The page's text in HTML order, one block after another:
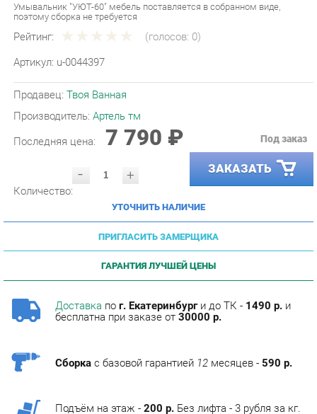
Рейтинг:
Артикул: u-0044397
Продавец:
Производитель: Артель тм
Последняя цена: 7 790 ₽
- + ЗАКАЗАТЬ
УТОЧНИТЬ НАЛИЧИЕ
ПРИГЛАСИТЬ ЗАМЕРЩИКА
ГАРАНТИЯ ЛУЧШЕЙ ЦЕНЫ
по г. Екатеринбурги до ТК -
бесплатна при заказе от30000 р.
Подъём на этаж - 200 р.
Без лифта - 3 рубля за кг.